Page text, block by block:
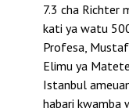
7.3 cha Richter
kati ya watu
Profesa,
Elimu ya
Istanbul
habari kwamba